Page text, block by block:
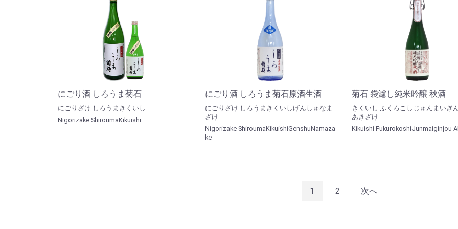
にごり酒 しろうま菊石
にごりざけ しろうまきくいし
Nigorizake ShiroumaKikuishi
にごり酒 しろうま菊石原酒生酒
にごりざけ しろうまきくいしげんしゅなま
ざけ
Nigorizake ShiroumaKikuishiGenshuNamaza
ke
菊石 袋濾し純米吟醸 秋酒
きくいし ふくろこしじゅんまいぎ
あきざけ
Kikuishi FukurokoshiJunmaiginjou
1 2 次へ